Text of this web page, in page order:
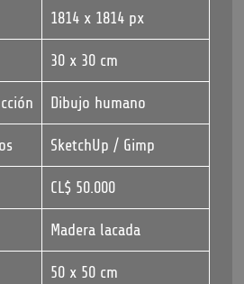
1814 x 1814 px
30 x 30 cm
Dibujo humano
SketchUp / Gimp
CL$ 50.000
Madera lacada
50 x 50 cm